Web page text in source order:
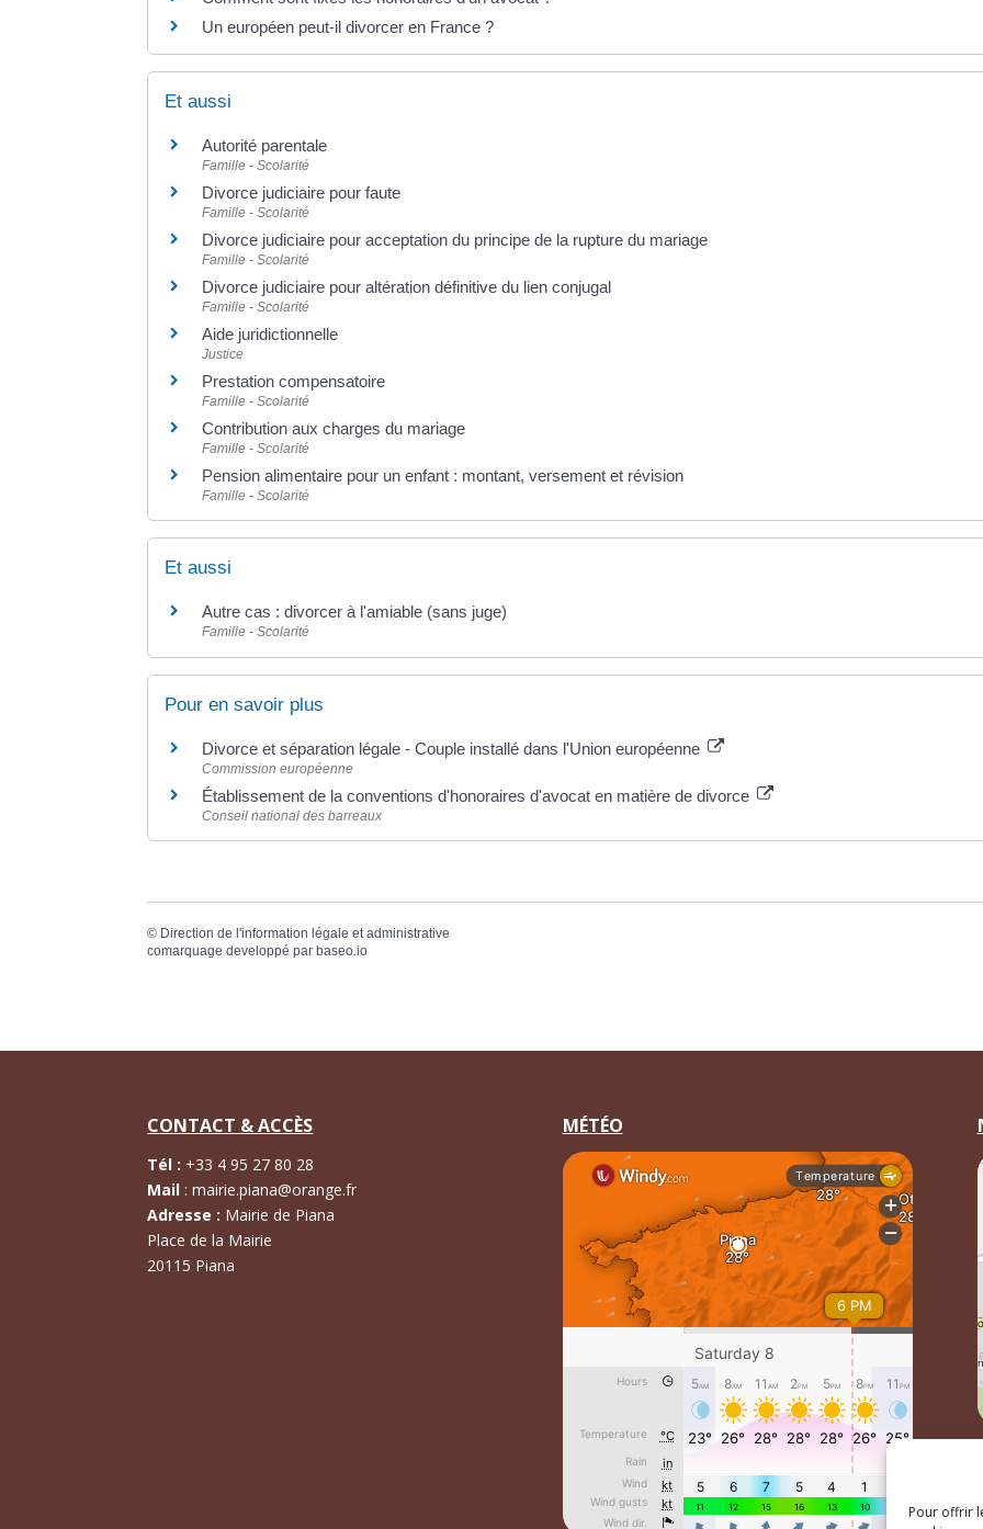
Pour offrir
Un européen peut-il divorcer en France ?
Et aussi
Autorité parentale
Famille - Scolarité
Divorce judiciaire pour faute
Famille - Scolarité
Divorce judiciaire pour acceptation du principe de la rupture du mariage
Famille - Scolarité
Divorce judiciaire pour altération définitive du lien conjugal
Famille - Scolarité
Aide juridictionnelle
Justice
Prestation compensatoire
Famille - Scolarité
Contribution aux charges du mariage
Famille - Scolarité
Pension alimentaire pour un enfant : montant, versement et révision
Famille - Scolarité
Et aussi
Autre cas : divorcer à l'amiable (sans juge)
Famille - Scolarité
Pour en savoir plus
Divorce et séparation légale - Couple installé dans l'Union européenne
Commission européenne
Établissement de la conventions d'honoraires d'avocat en matière de divorce
Conseil national des barreaux
© Direction de l'information légale et administrative
comarquage developpé par baseo.io
CONTACT & ACCÈS
Tél : +33 4 95 27 80 28
Mail :mairie.piana@orange.fr
Adresse : Mairie de Piana
Place de la Mairie
20115 Piana
MÉTÉO